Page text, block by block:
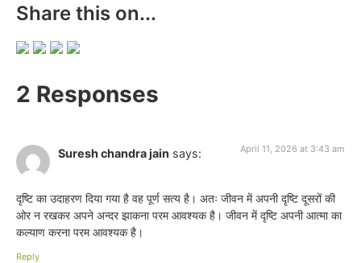
Share this on...
2 Responses
Suresh chandra jain says: April 11, 2026 at 3:43 am
दृष्टि का उदाहरण दिया गया है वह पूर्ण सत्य है। अतः जीवन में अपनी दृष्टि दूसरों की
ओर न रखकर अपने अन्दर झाकना परम आवश्यक है। जीवन में दृष्टि अपनी आत्मा का
कल्याण करना परम आवश्यक है।
Reply